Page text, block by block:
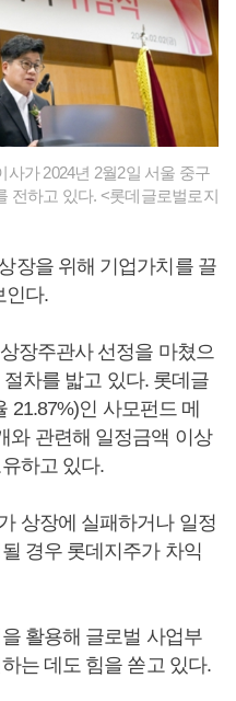
가 2024년 2월2일 서울 중구
전하고 있다. <롯데글로벌로지
장을 위해 기업가치를 끌
인다.
장주관사 선정을 마쳤으
차를 밟고 있다. 롯데글
21.87%)인 사모펀드 메
와 관련해 일정금액 이상
하고 있다.
상장에 실패하거나 일정
경우 롯데지주가 차익
활용해 글로벌 사업부
는 데도 힘을 쏟고 있다.